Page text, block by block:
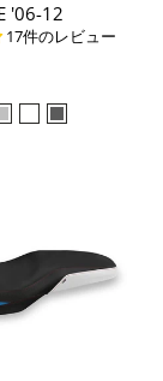
'06-12
17件のレビュー